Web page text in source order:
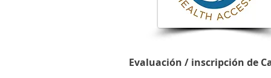
Evaluación / inscripción de